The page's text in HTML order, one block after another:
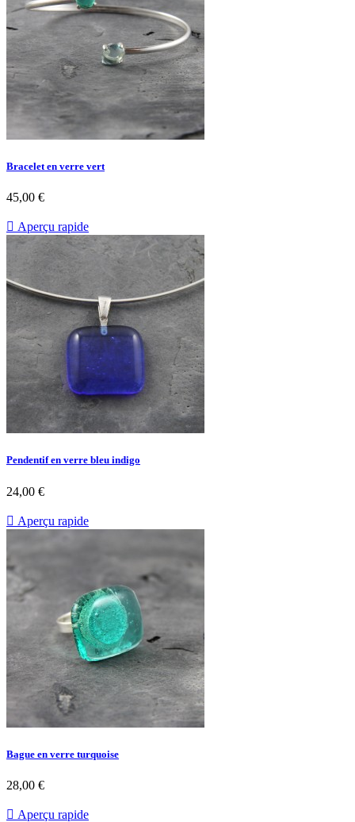
Bracelet en verre vert
45,00 €
 Aperçu rapide
Pendentif en verre bleu indigo
24,00 €
 Aperçu rapide
Bague en verre turquoise
28,00 €
 Aperçu rapide